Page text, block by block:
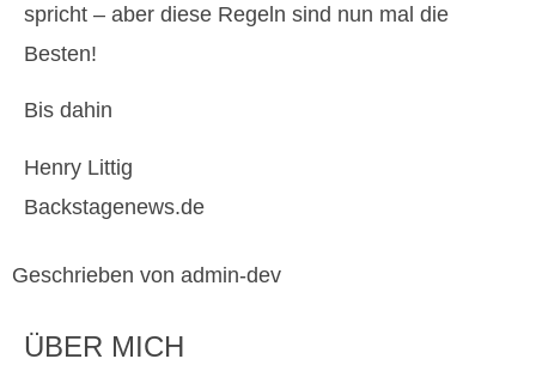
spricht – aber diese Regeln sind nun mal die
Besten!
Bis dahin
Henry Littig
Backstagenews.de
Geschrieben von admin-dev
ÜBER MICH